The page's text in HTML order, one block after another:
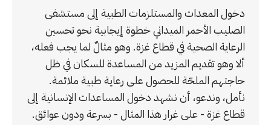
دخول المعدات والمستلزمات الطبية إلى مستشفى
الصليب الأحمر الميداني خطوة إيجابية نحو تحسين
الرعاية الصحية في قطاع غزة. وهو مثالٌ لما يجب فعله،
ألا وهو تقديم المزيد من المساعدة للسكان في ظل
حاجتهم الملحّة للحصول على رعاية طبية ملائمة.
نأمل، وندعو، أن نشهد دخول المساعدات الإنسانية إلى
قطاع غزة - على غرار هذا المثال - بسرعة ودون عوائق.